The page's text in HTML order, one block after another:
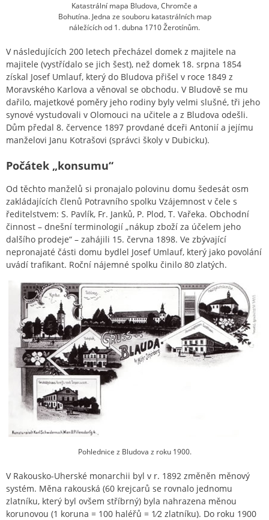
Katastrální mapa Bludova, Chromče a
Bohutína. Jedna ze souboru katastrálních map
náležících od 1. dubna 1710 Žerotínům.
V následujících 200 letech přecházel domek z majitele na
majitele (vystřídalo se jich šest), než domek 18. srpna 1854
získal Josef Umlauf, který do Bludova přišel v roce 1849 z
Moravského Karlova a věnoval se obchodu. V Bludově se mu
dařilo, majetkové poměry jeho rodiny byly velmi slušné, tři jeho
synové vystudovali v Olomouci na učitele a z Bludova odešli.
Dům předal 8. července 1897 provdané dceři Antonií a jejímu
manželovi Janu Kotrašovi (správci školy v Dubicku).
Počátek „konsumu“
Od těchto manželů si pronajalo polovinu domu šedesát osm
zakládajících členů Potravního spolku Vzájemnost v čele s
ředitelstvem: S. Pavlík, Fr. Janků, P. Plod, T. Vařeka. Obchodní
činnost – dnešní terminologií „nákup zboží za účelem jeho
dalšího prodeje“ – zahájili 15. června 1898. Ve zbývající
nepronajaté části domu bydlel Josef Umlauf, který jako povolání
uvádí trafikant. Roční nájemné spolku činilo 80 zlatých.
Pohlednice z Bludova z roku 1900.
V Rakousko-Uherské monarchii byl v r. 1892 změněn měnový
systém. Měna rakouská (60 krejcarů se rovnalo jednomu
zlatníku, který byl ovšem stříbrný) byla nahrazena měnou
korunovou (1 koruna = 100 haléřů = 1⁄2 zlatníku). Do roku 1900